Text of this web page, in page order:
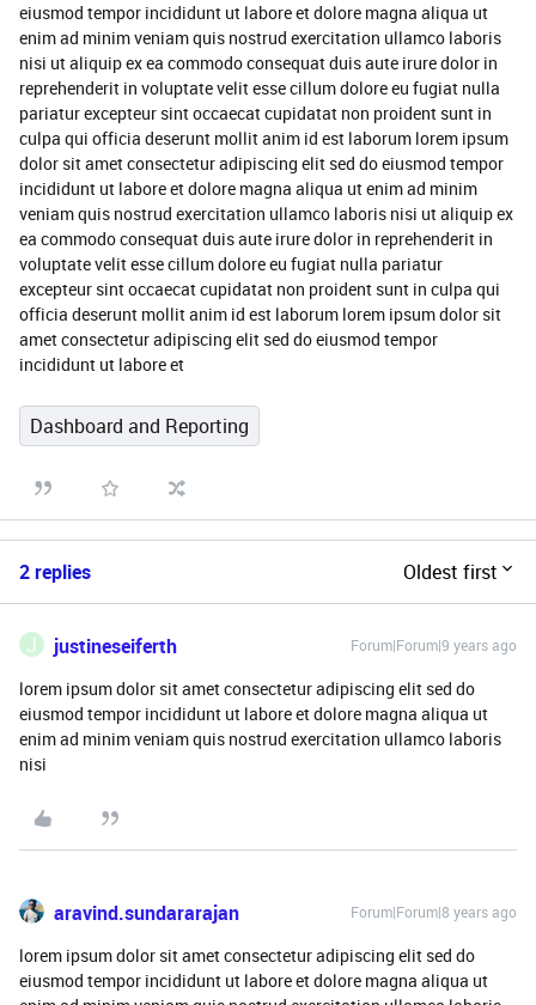
eiusmod tempor incididunt ut labore et dolore magna aliqua ut
enim ad minim veniam quis nostrud exercitation ullamco laboris
nisi ut aliquip ex ea commodo consequat duis aute irure dolor in
reprehenderit in voluptate velit esse cillum dolore eu fugiat nulla
pariatur excepteur sint occaecat cupidatat non proident sunt in
culpa qui officia deserunt mollit anim id est laborum lorem ipsum
dolor sit amet consectetur adipiscing elit sed do eiusmod tempor
incididunt ut labore et dolore magna aliqua ut enim ad minim
veniam quis nostrud exercitation ullamco laboris nisi ut aliquip ex
ea commodo consequat duis aute irure dolor in reprehenderit in
voluptate velit esse cillum dolore eu fugiat nulla pariatur
excepteur sint occaecat cupidatat non proident sunt in culpa qui
officia deserunt mollit anim id est laborum lorem ipsum dolor sit
amet consectetur adipiscing elit sed do eiusmod tempor
incididunt ut labore et
Dashboard and Reporting
2 replies Oldest first
J justineseiferth Forum|Forum|9 years ago
lorem ipsum dolor sit amet consectetur adipiscing elit sed do
eiusmod tempor incididunt ut labore et dolore magna aliqua ut
enim ad minim veniam quis nostrud exercitation ullamco laboris
nisi
aravind.sundararajan Forum|Forum|8 years ago
lorem ipsum dolor sit amet consectetur adipiscing elit sed do
eiusmod tempor incididunt ut labore et dolore magna aliqua ut